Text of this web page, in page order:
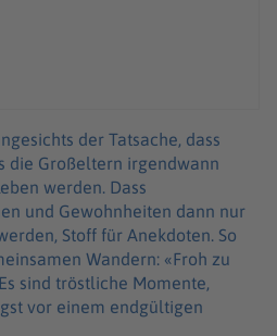
der Tatsache, dass
die Großeltern irgendwann
werden. Dass
und Gewohnheiten dann nur
Stoff für Anekdoten. So
Wandern: «Froh zu
sind tröstliche Momente,
vor einem endgültigen